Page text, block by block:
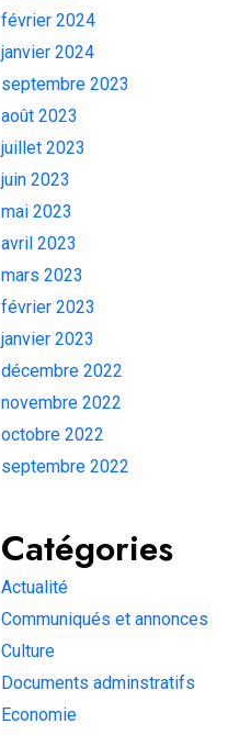
février 2024
janvier 2024
septembre 2023
août 2023
juillet 2023
juin 2023
mai 2023
avril 2023
mars 2023
février 2023
janvier 2023
décembre 2022
novembre 2022
octobre 2022
septembre 2022
Catégories
Actualité
Communiqués et annonces
Culture
Documents adminstratifs
Economie